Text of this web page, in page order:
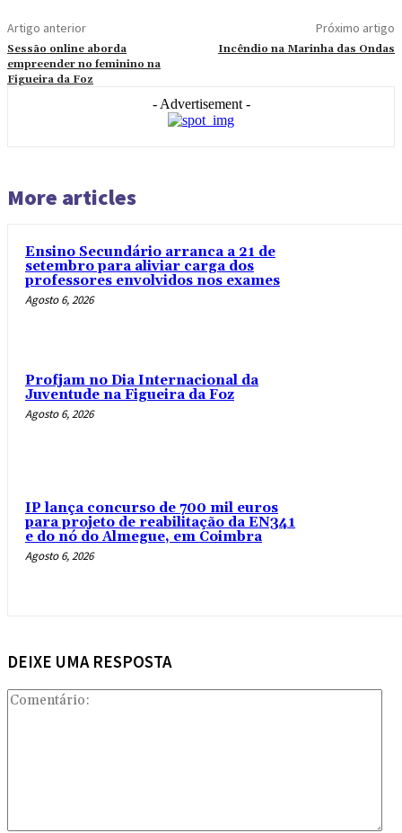
Artigo anterior
Sessão online aborda
empreender no feminino na
Figueira da Foz
Próximo artigo
Incêndio na Marinha das Ondas
- Advertisement -
More articles
Ensino Secundário arranca a 21 de
setembro para aliviar carga dos
professores envolvidos nos exames
Agosto 6, 2026
Profjam no Dia Internacional da
Juventude na Figueira da Foz
Agosto 6, 2026
IP lança concurso de 700 mil euros
para projeto de reabilitação da EN341
e do nó do Almegue, em Coimbra
Agosto 6, 2026
DEIXE UMA RESPOSTA